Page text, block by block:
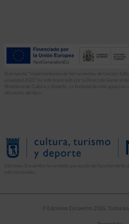
El proyecto “Implementación de herramientas de Gestión
anualidad 2022” ha sido financiado por la Dirección General
Ministerio de Cultura y Deporte. La finalidad de este apoyo es
del sector del libro.
Ediciones Encuentro ha recibido una ayuda del Ayuntamiento
© Ediciones Encuentro 2026. Todos